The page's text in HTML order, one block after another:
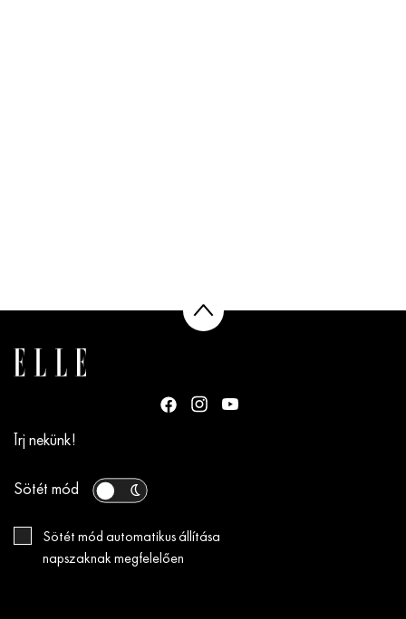
Írj nekünk!
Sötét mód
Sötét mód automatikus állítása
napszaknak megfelelően